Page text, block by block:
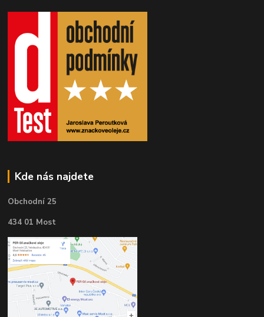
Kde nás najdete
Obchodní 25
434 01 Most